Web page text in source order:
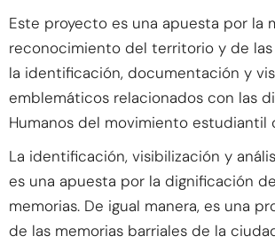
Este proyecto es una apuesta por
reconocimiento del territorio y de
la identificación, documentación y
emblemáticos relacionados con las
Humanos del movimiento
La identificación, visibilización y
es una apuesta por la dignificación
memorias. De igual manera, es una
de las memorias barriales de la